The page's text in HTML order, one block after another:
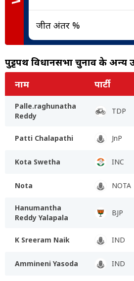
जीत अंतर %
पुट्टपर्थी विधानसभा चुनाव के अन्य
नाम पार्टी
Palle.raghunatha
Reddy
TDP
Patti Chalapathi JnP
Kota Swetha INC
Nota NOTA
Hanumantha
Reddy Yalapala
BJP
K Sreeram Naik IND
Ammineni Yasoda IND